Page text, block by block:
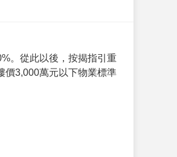
。從此以後，按揭指引重
價3,000萬元以下物業標準